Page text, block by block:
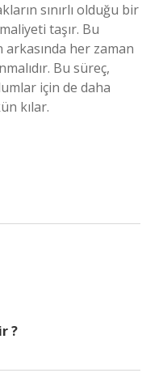
sınırlı olduğu bir
taşır. Bu
her zaman
Bu süreç,
için de daha
kılar.
?